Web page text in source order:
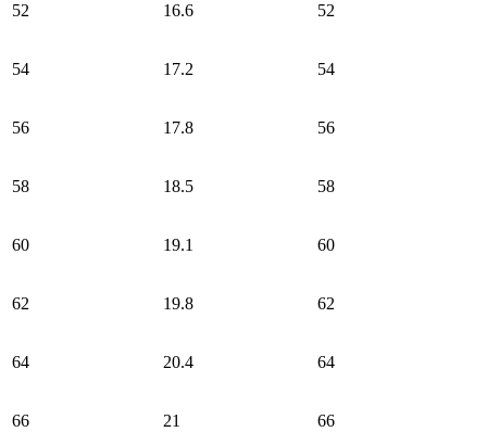
52 16.6 52
54 17.2 54
56 17.8 56
58 18.5 58
60 19.1 60
62 19.8 62
64 20.4 64
66 21 66